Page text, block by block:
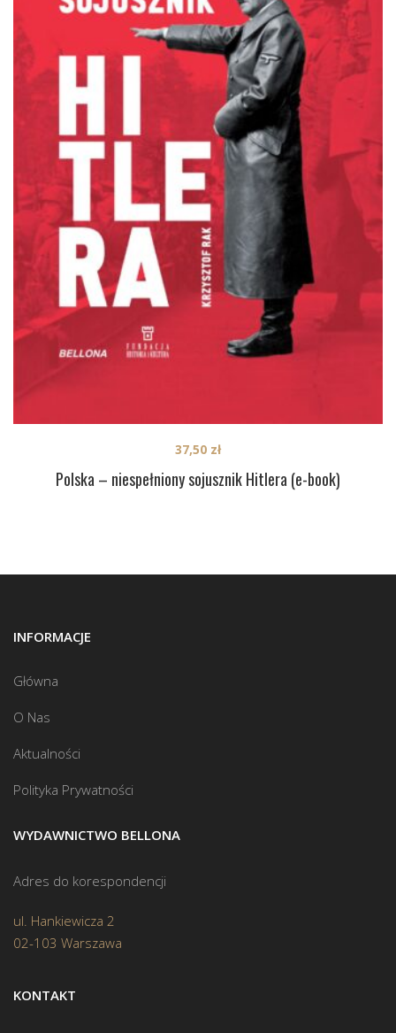
Polska – niespełniony sojusznik Hitlera (e-book)
37,50 zł
INFORMACJE
Główna
O Nas
Aktualności
Polityka Prywatności
WYDAWNICTWO BELLONA
Adres do korespondencji
ul. Hankiewicza 2
02-103 Warszawa
KONTAKT